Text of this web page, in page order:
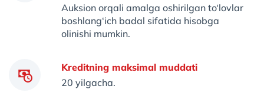
Auksion orqali amalga oshirilgan to‘lovlar
boshlang‘ich badal sifatida hisobga
olinishi mumkin.
Kreditning maksimal muddati
20 yilgacha.